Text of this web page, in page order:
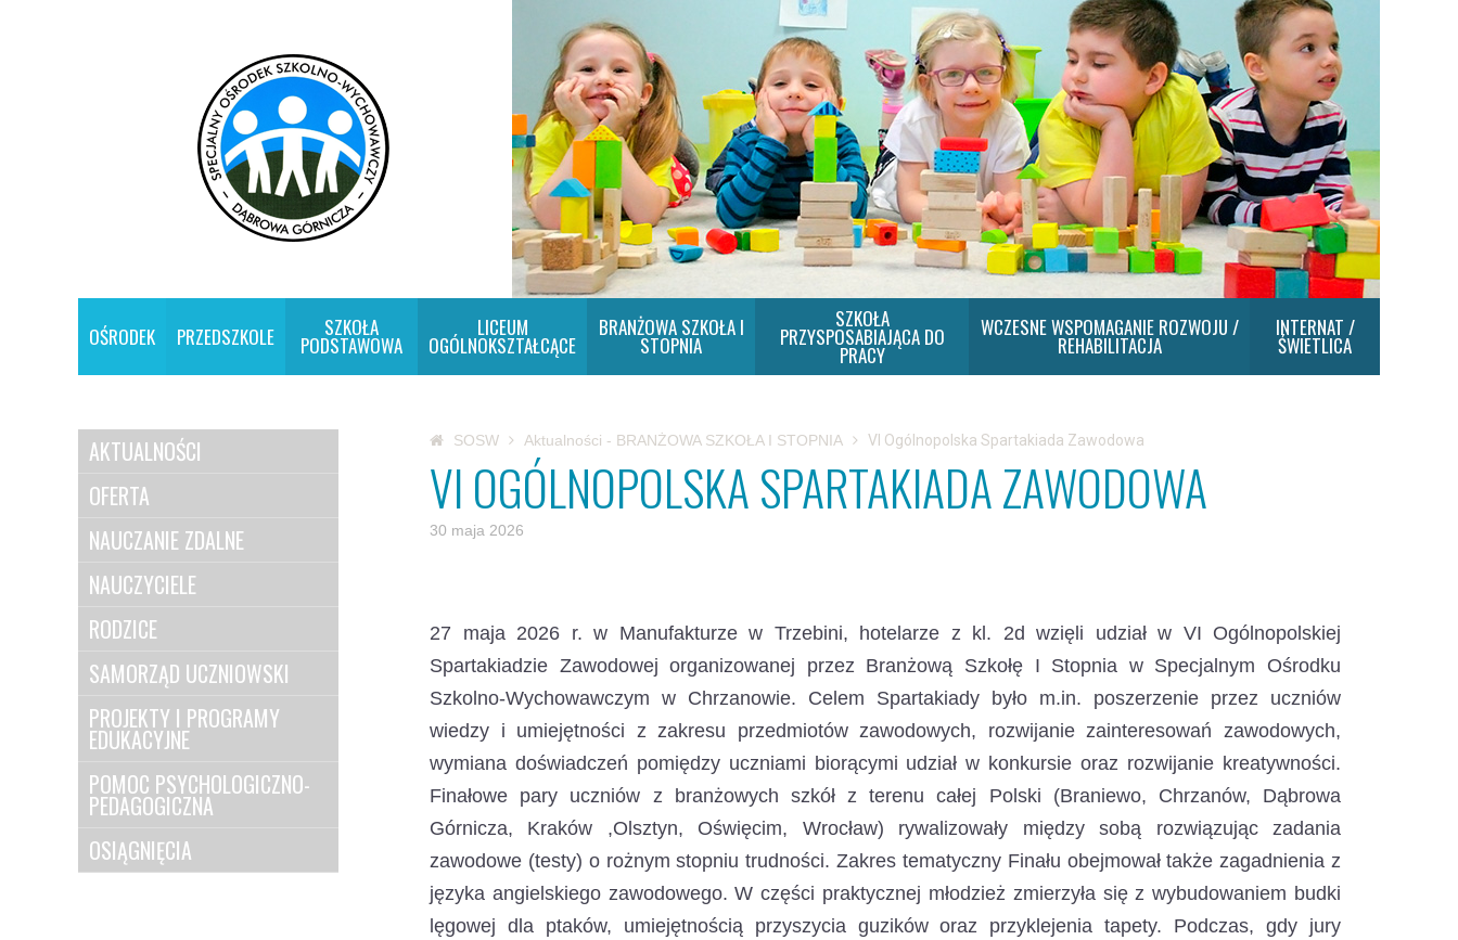
OŚRODEK PRZEDSZKOLE SZKOŁA
PODSTAWOWA
LICEUM
OGÓLNOKSZTAŁCĄCE
BRANŻOWA SZKOŁA I
STOPNIA
SZKOŁA
PRZYSPOSABIAJĄCA DO
PRACY
WCZESNE WSPOMAGANIE ROZWOJU /
REHABILITACJA
INTERNAT /
ŚWIETLICA
AKTUALNOŚCI
OFERTA
NAUCZANIE ZDALNE
NAUCZYCIELE
RODZICE
SAMORZĄD UCZNIOWSKI
PROJEKTY I PROGRAMY
EDUKACYJNE
POMOC PSYCHOLOGICZNO-
PEDAGOGICZNA
OSIĄGNIĘCIA
SOSW Aktualności - BRANŻOWA SZKOŁA I STOPNIA VI Ogólnopolska Spartakiada Zawodowa
VI OGÓLNOPOLSKA SPARTAKIADA ZAWODOWA
30 maja 2026
27 maja 2026 r. w Manufakturze w Trzebini, hotelarze z kl. 2d wzięli udział w VI Ogólnopolskiej
Spartakiadzie Zawodowej organizowanej przez Branżową Szkołę I Stopnia w Specjalnym Ośrodku
Szkolno-Wychowawczym w Chrzanowie. Celem Spartakiady było m.in. poszerzenie przez uczniów
wiedzy i umiejętności z zakresu przedmiotów zawodowych, rozwijanie zainteresowań zawodowych,
wymiana doświadczeń pomiędzy uczniami biorącymi udział w konkursie oraz rozwijanie kreatywności.
Finałowe pary uczniów z branżowych szkół z terenu całej Polski (Braniewo, Chrzanów, Dąbrowa
Górnicza, Kraków ,Olsztyn, Oświęcim, Wrocław) rywalizowały między sobą rozwiązując zadania
zawodowe (testy) o rożnym stopniu trudności. Zakres tematyczny Finału obejmował także zagadnienia z
języka angielskiego zawodowego. W części praktycznej młodzież zmierzyła się z wybudowaniem budki
lęgowej dla ptaków, umiejętnością przyszycia guzików oraz przyklejenia tapety. Podczas, gdy jury